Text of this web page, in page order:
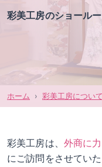
彩美工房のショール
ホーム 彩美工房について
彩美工房は、 外商に
にご訪問をさせてい